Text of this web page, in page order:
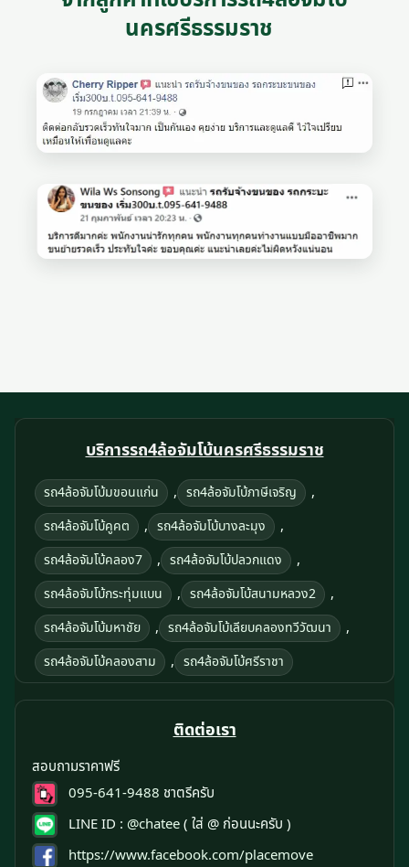
นครศรีธรรมราช
บริการรถ4ล้อจัมโบ้นครศรีธรรมราช
รถ4ล้อจัมโบ้มขอนแก่น , รถ4ล้อจัมโบ้ภาษีเจริญ ,
รถ4ล้อจัมโบ้คูคต , รถ4ล้อจัมโบ้บางละมุง ,
รถ4ล้อจัมโบ้คลอง7 , รถ4ล้อจัมโบ้ปลวกแดง ,
รถ4ล้อจัมโบ้กระทุ่มแบน , รถ4ล้อจัมโบ้สนามหลวง2 ,
รถ4ล้อจัมโบ้มหาชัย , รถ4ล้อจัมโบ้เลียบคลองทวีวัฒนา ,
รถ4ล้อจัมโบ้คลองสาม , รถ4ล้อจัมโบ้ศรีราชา
ติดต่อเรา
สอบถามราคาฟรี
095-641-9488 ชาตรีครับ
LINE ID : @chatee( ใส่ @ ก่อนนะครับ )
https://www.facebook.com/placemove